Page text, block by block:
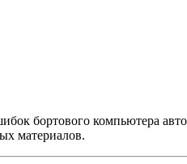
бортового компьютера
материалов.